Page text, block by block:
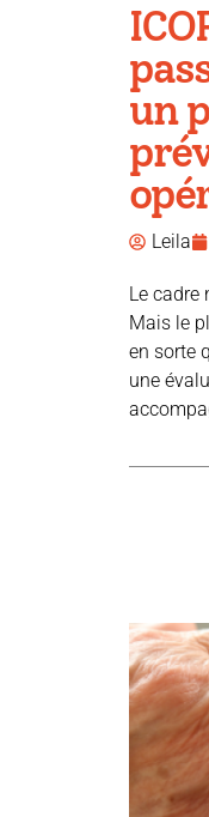
un
Leila
Le cadre
Mais le
en sorte
une